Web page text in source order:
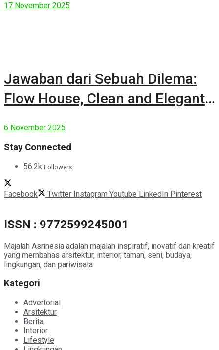
17 November 2025
Jawaban dari Sebuah Dilema:
Flow House, Clean and Elegant
6 November 2025
Stay Connected
56.2k Followers
Facebook Twitter Instagram Youtube LinkedIn Pinterest
ISSN : 9772599245001
Majalah Asrinesia adalah majalah inspiratif, inovatif dan kreatif
yang membahas arsitektur, interior, taman, seni, budaya,
lingkungan, dan pariwisata
Kategori
Advertorial
Arsitektur
Berita
Interior
Lifestyle